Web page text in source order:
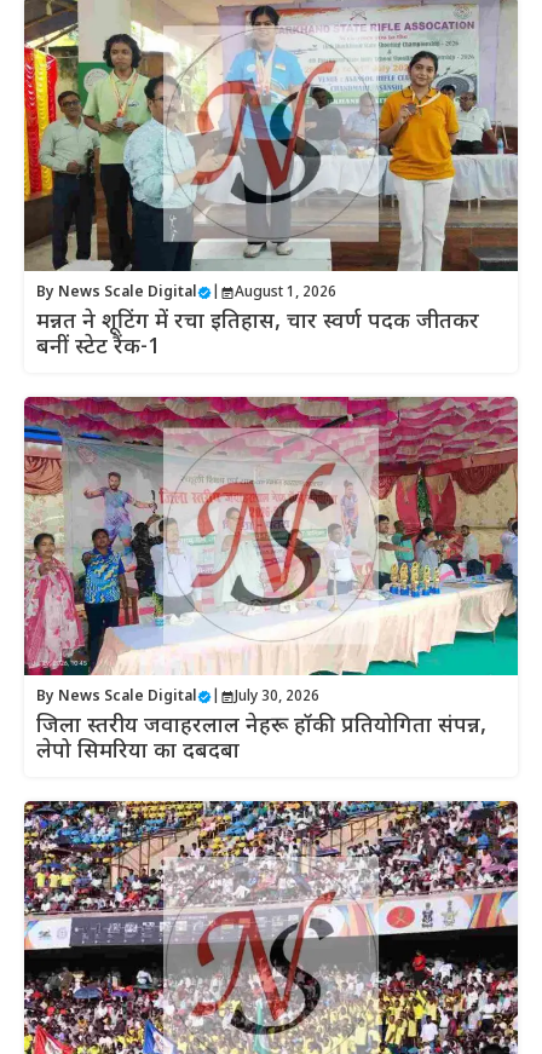
By News Scale Digital August 1, 2026
मन्नत ने शूटिंग में रचा इतिहास, चार स्वर्ण पदक जीतकर
बनीं स्टेट रैंक-1
By News Scale Digital July 30, 2026
जिला स्तरीय जवाहरलाल नेहरू हॉकी प्रतियोगिता संपन्न,
लेपो सिमरिया का दबदबा